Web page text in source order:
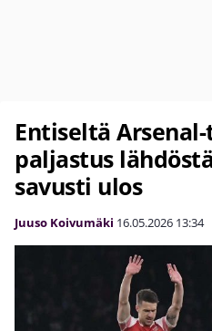
Entiseltä
paljastus
savusti ulos
Juuso Koivumäki 16.05.2026 13:34